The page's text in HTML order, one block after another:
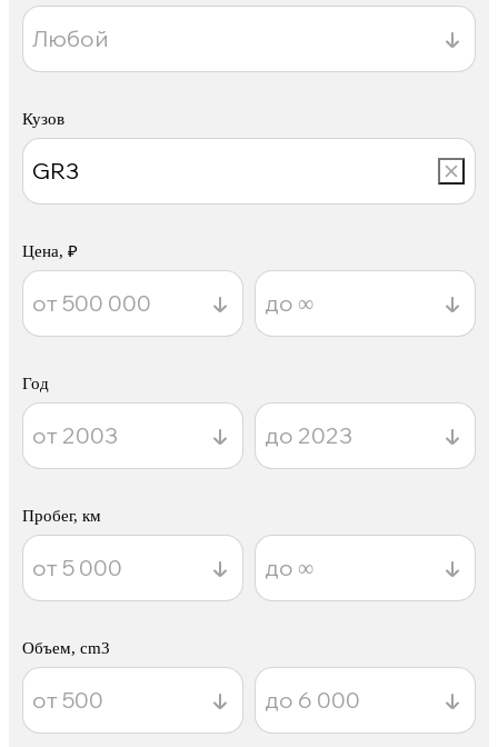
Кузов
Цена, ₽
Год
Пробег, км
Объем, cm3